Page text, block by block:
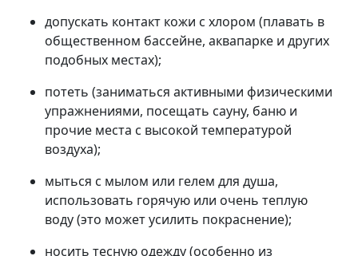
допускать контакт кожи с хлором (плавать в
общественном бассейне, аквапарке и других
подобных местах);
потеть (заниматься активными физическими
упражнениями, посещать сауну, баню и
прочие места с высокой температурой
воздуха);
мыться с мылом или гелем для душа,
использовать горячую или очень теплую
воду (это может усилить покраснение);
носить тесную одежду (особенно из